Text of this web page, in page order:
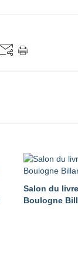
Salon du
Boulogne